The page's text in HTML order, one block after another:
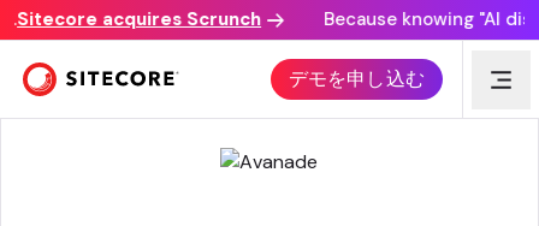
acquires Scrunch Because knowing "AI
デモを申し込む
ヘルスケアエクスペリエンスアクセラレーター